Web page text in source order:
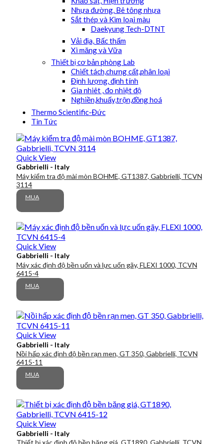
Nhựa đường, Bê tông nhựa
Sắt thép và Kim loại màu
Daekyung Tech-DTNT
Vải địa, Bấc thấm
Xi măng và Vữa
Thiết bị cơ bản phòng Lab
Chiết tách,chưng cất,phân loại
Định lượng, định tính
Gia nhiêt , đo nhiệt độ
Nghiền,khuấy,trộn,đồng hoá
Thermo Scientific-Đức
Tin Tức
Quick View
Gabbrielli - Italy
Máy kiểm tra độ mài mòn BOHME, GT1387, Gabbrielli, TCVN
3114
MUA
Quick View
Gabbrielli - Italy
Máy xác định độ bền uốn và lực uốn gãy, FLEXI 1000, TCVN
6415-4
MUA
Quick View
Gabbrielli - Italy
Nồi hấp xác định độ bền rạn men, GT 350, Gabbrielli, TCVN
6415-11
MUA
Quick View
Gabbrielli - Italy